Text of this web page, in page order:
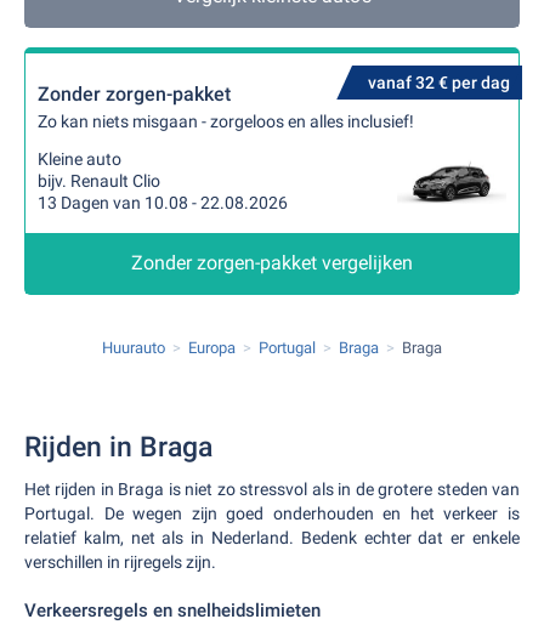
vanaf 32 € per dag
Zonder zorgen-pakket
Zo kan niets misgaan - zorgeloos en alles inclusief!
Kleine auto
bijv. Renault Clio
13 Dagen van 10.08 - 22.08.2026
Zonder zorgen-pakket vergelijken
Huurauto Europa Portugal Braga Braga
Rijden in Braga
Het rijden in Braga is niet zo stressvol als in de grotere steden van
Portugal. De wegen zijn goed onderhouden en het verkeer is
relatief kalm, net als in Nederland. Bedenk echter dat er enkele
verschillen in rijregels zijn.
Verkeersregels en snelheidslimieten